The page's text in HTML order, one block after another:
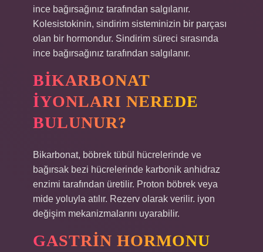
ince bağırsağınız tarafından salgılanır.
Kolesistokinin, sindirim sisteminizin bir parçası
olan bir hormondur. Sindirim süreci sırasında
ince bağırsağınız tarafından salgılanır.
BIKARBONAT
IYONLARI NEREDE
BULUNUR?
Bikarbonat, böbrek tübül hücrelerinde ve
bağırsak bezi hücrelerinde karbonik anhidraz
enzimi tarafından üretilir. Proton böbrek veya
mide yoluyla atılır. Rezerv olarak verilir. iyon
değişim mekanizmalarını uyarabilir.
GASTRIN HORMONU